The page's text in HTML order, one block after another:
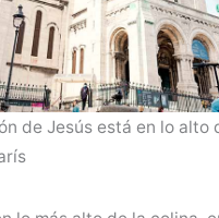
de Jesús está en lo alto